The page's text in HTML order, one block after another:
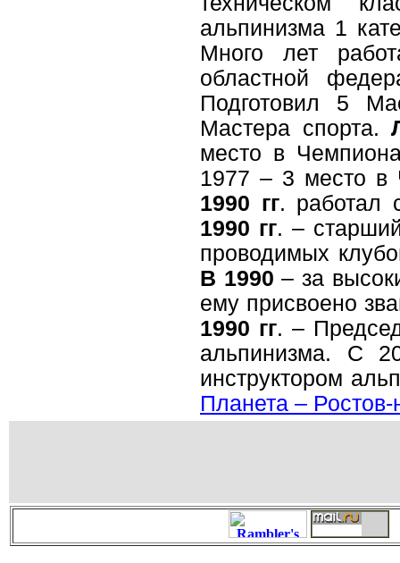
альпинизма 1
Много лет
областной
Подготовил 5
Мастера спорта.
место в
1977 – 3 место
1990 гг. работал
1990 гг. –
проводимых
В 1990 – за
ему присвоено
1990 гг. –
альпинизма. С
инструктором
Планета –